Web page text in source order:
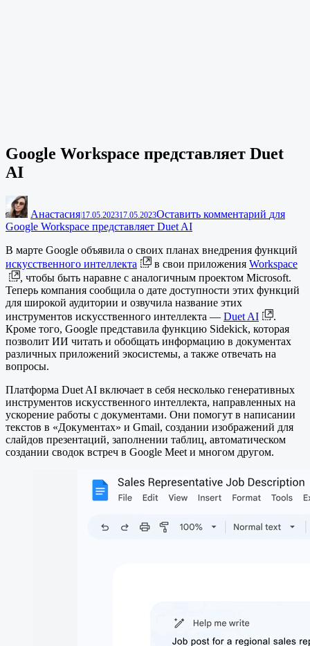
Google Workspace представляет Duet
AI
Анастасия|17.05.202317.05.2023Оставить комментарий для
Google Workspace представляет Duet AI
В марте Google объявила о своих планах внедрения функций
искусственного интеллекта
в свои приложения Workspace
, чтобы быть наравне с аналогичным проектом Microsoft.
Теперь компания сообщила о дате доступности этих функций
для широкой аудитории и озвучила название этих
инструментов искусственного интеллекта — Duet AI
.
Кроме того, Google представила функцию Sidekick, которая
позволит ИИ читать и обобщать информацию в документах
различных приложений экосистемы, а также отвечать на
вопросы.
Платформа Duet AI включает в себя несколько генеративных
инструментов искусственного интеллекта, направленных на
ускорение работы с документами. Они помогут в написании
текстов в «Документах» и Gmail, создании изображений для
слайдов презентаций, заполнении таблиц, автоматическом
создании сводок встреч в Google Meet и многом другом.